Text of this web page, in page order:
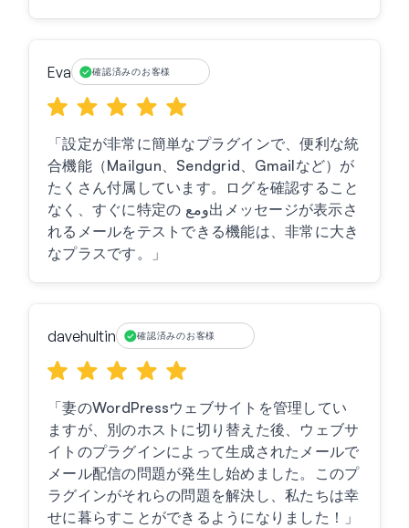
Eva 確認済みのお客様
「設定が非常に簡単なプラグインで、便利な統
合機能（Mailgun、Sendgrid、Gmailなど）が
たくさん付属しています。ログを確認すること
なく、すぐに特定の ومع出メッセージが表示さ
れるメールをテストできる機能は、非常に大き
なプラスです。」
davehultin 確認済みのお客様
「妻のWordPressウェブサイトを管理してい
ますが、別のホストに切り替えた後、ウェブサ
イトのプラグインによって生成されたメールで
メール配信の問題が発生し始めました。このプ
ラグインがそれらの問題を解決し、私たちは幸
せに暮らすことができるようになりました！」